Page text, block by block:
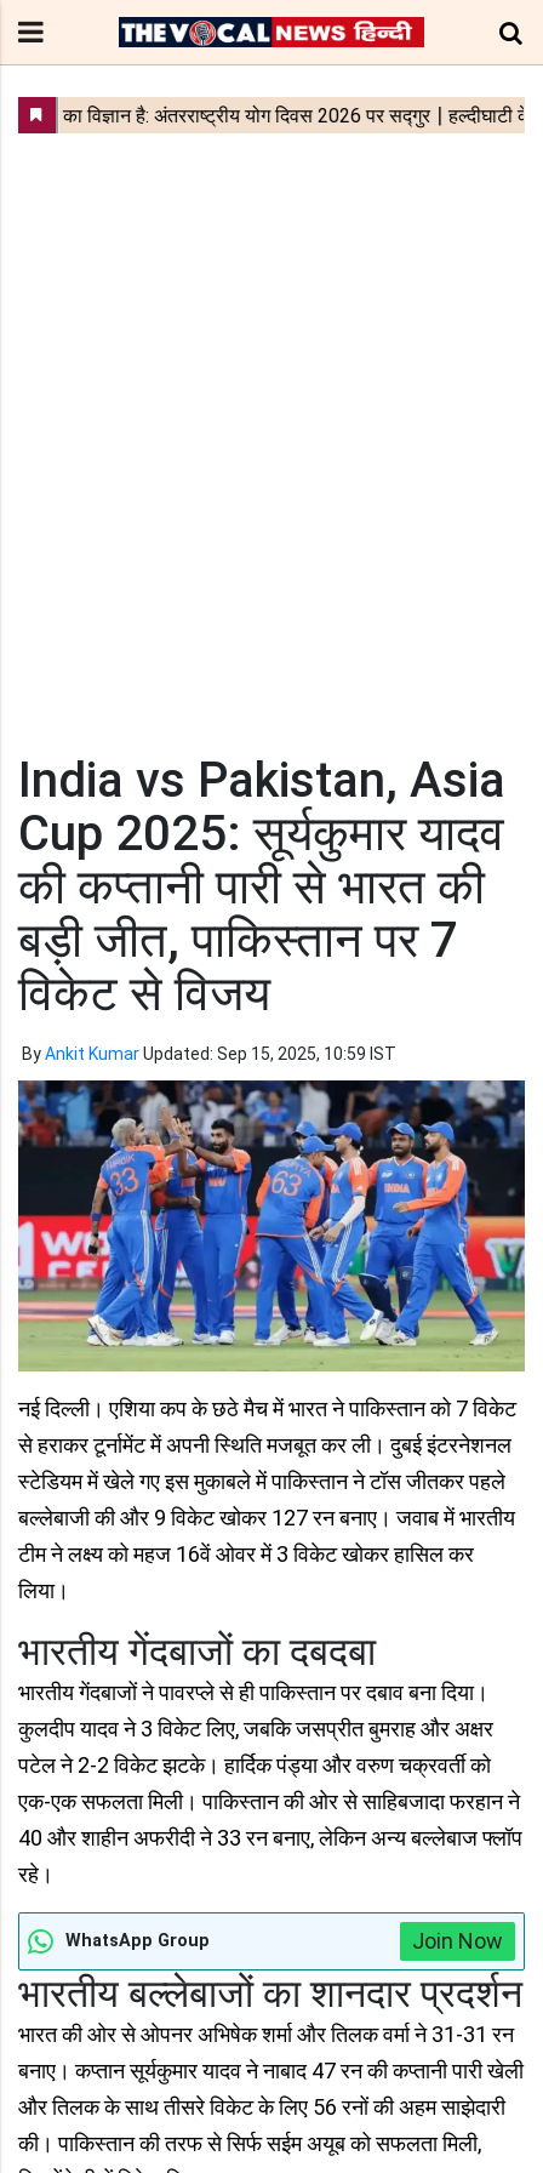
India vs Pakistan, Asia
Cup 2025: सूर्यकुमार यादव
की कप्तानी पारी से भारत की
बड़ी जीत, पाकिस्तान पर 7
विकेट से विजय
ByAnkit KumarUpdated: Sep 15, 2025, 10:59 IST
नई दिल्ली। एशिया कप के छठे मैच में भारत ने पाकिस्तान को 7 विकेट
से हराकर टूर्नामेंट में अपनी स्थिति मजबूत कर ली। दुबई इंटरनेशनल
स्टेडियम में खेले गए इस मुकाबले में पाकिस्तान ने टॉस जीतकर पहले
बल्लेबाजी की और 9 विकेट खोकर 127 रन बनाए। जवाब में भारतीय
टीम ने लक्ष्य को महज 16वें ओवर में 3 विकेट खोकर हासिल कर
लिया।
भारतीय गेंदबाजों का दबदबा
भारतीय गेंदबाजों ने पावरप्ले से ही पाकिस्तान पर दबाव बना दिया।
कुलदीप यादव ने 3 विकेट लिए, जबकि जसप्रीत बुमराह और अक्षर
पटेल ने 2-2 विकेट झटके। हार्दिक पंड्या और वरुण चक्रवर्ती को
एक-एक सफलता मिली। पाकिस्तान की ओर से साहिबजादा फरहान ने
40 और शाहीन अफरीदी ने 33 रन बनाए, लेकिन अन्य बल्लेबाज फ्लॉप
रहे।
WhatsApp Group Join Now
भारतीय बल्लेबाजों का शानदार प्रदर्शन
भारत की ओर से ओपनर अभिषेक शर्मा और तिलक वर्मा ने 31-31 रन
बनाए। कप्तान सूर्यकुमार यादव ने नाबाद 47 रन की कप्तानी पारी खेली
और तिलक के साथ तीसरे विकेट के लिए 56 रनों की अहम साझेदारी
की। पाकिस्तान की तरफ से सिर्फ सईम अयूब को सफलता मिली,